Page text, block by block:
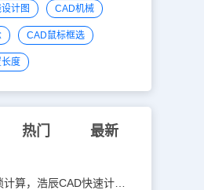
计图 CAD机械
CAD鼠标框选
度
热门 最新